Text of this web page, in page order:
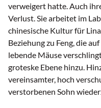
verweigert hatte. Auch
Verlust. Sie arbeitet im
chinesische Kultur für
Beziehung zu Feng, die
lebende Mäuse
groteske Ebene hinzu.
vereinsamter, hoch
verstorbenen Sohn